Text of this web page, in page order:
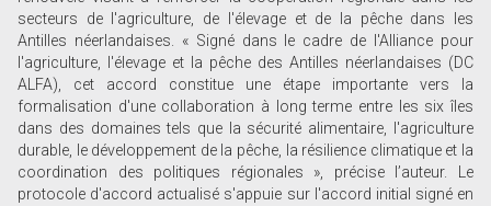
secteurs de l'agriculture, de l'élevage et de la pêche dans les
Antilles néerlandaises. « Signé dans le cadre de l'Alliance pour
l'agriculture, l'élevage et la pêche des Antilles néerlandaises (DC
ALFA), cet accord constitue une étape importante vers la
formalisation d'une collaboration à long terme entre les six îles
dans des domaines tels que la sécurité alimentaire, l'agriculture
durable, le développement de la pêche, la résilience climatique et la
coordination des politiques régionales », précise l’auteur. Le
protocole d'accord actualisé s'appuie sur l'accord initial signé en